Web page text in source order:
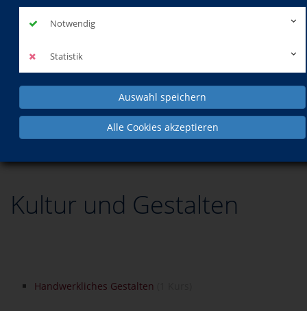
Notwendig
Statistik
Auswahl speichern
Alle Cookies akzeptieren
Kultur und Gestalten
Handwerkliches Gestalten